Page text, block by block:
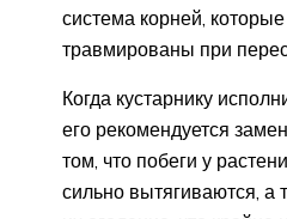
система корней,
травмированы при
Когда кустарнику
его рекомендуется
том, что побеги у
сильно вытягиваются, а